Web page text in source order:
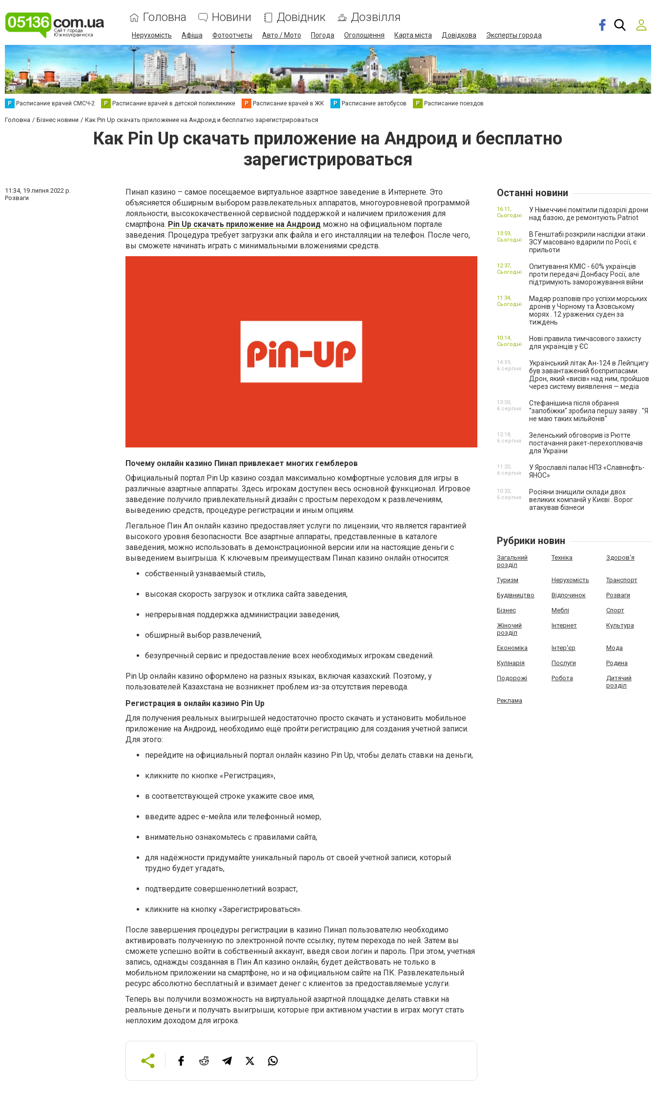
Головна Новини Довідник Дозвілля
Нерухомість Афіша Фотоотчеты Авто / Мото Погода Оголошення Карта міста Довідкова Эксперты города
Р Расписание врачей СМСЧ-2 Р Расписание врачей в детской поликлинике Р Расписание врачей в ЖК Р Расписание автобусов Р Расписание поездов
Головна Бізнес новини Как Pin Up скачать приложение на Андроид и бесплатно зарегистрироваться
Как Pin Up скачать приложение на Андроид и бесплатно
зарегистрироваться
11:34, 19 липня 2022 р.
Розваги
Пинап казино – самое посещаемое виртуальное азартное заведение в Интернете. Это
объясняется обширным выбором развлекательных аппаратов, многоуровневой программой
лояльности, высококачественной сервисной поддержкой и наличием приложения для
смартфона. Pin Up скачать приложение на Андроид можно на официальном портале
заведения. Процедура требует загрузки апк файла и его инсталляции на телефон. После чего,
вы сможете начинать играть с минимальными вложениями средств.
Почему онлайн казино Пинап привлекает многих гемблеров
Официальный портал Pin Up казино создал максимально комфортные условия для игры в
различные азартные аппараты. Здесь игрокам доступен весь основной функционал. Игровое
заведение получило привлекательный дизайн с простым переходом к развлечениям,
выведению средств, процедуре регистрации и иным опциям.
Легальное Пин Ап онлайн казино предоставляет услуги по лицензии, что является гарантией
высокого уровня безопасности. Все азартные аппараты, представленные в каталоге
заведения, можно использовать в демонстрационной версии или на настоящие деньги с
выведением выигрыша. К ключевым преимуществам Пинап казино онлайн относится:
собственный узнаваемый стиль,
высокая скорость загрузок и отклика сайта заведения,
непрерывная поддержка администрации заведения,
обширный выбор развлечений,
безупречный сервис и предоставление всех необходимых игрокам сведений.
Pin Up онлайн казино оформлено на разных языках, включая казахский. Поэтому, у
пользователей Казахстана не возникнет проблем из-за отсутствия перевода.
Регистрация в онлайн казино Pin Up
Для получения реальных выигрышей недостаточно просто скачать и установить мобильное
приложение на Андроид, необходимо ещё пройти регистрацию для создания учетной записи.
Для этого:
перейдите на официальный портал онлайн казино Pin Up, чтобы делать ставки на деньги,
кликните по кнопке «Регистрация»,
в соответствующей строке укажите свое имя,
введите адрес е-мейла или телефонный номер,
внимательно ознакомьтесь с правилами сайта,
для надёжности придумайте уникальный пароль от своей учетной записи, который
трудно будет угадать,
подтвердите совершеннолетний возраст,
кликните на кнопку «Зарегистрироваться».
После завершения процедуры регистрации в казино Пинап пользователю необходимо
активировать полученную по электронной почте ссылку, путем перехода по ней. Затем вы
сможете успешно войти в собственный аккаунт, введя свои логин и пароль. При этом, учетная
запись, однажды созданная в Пин Ап казино онлайн, будет действовать не только в
мобильном приложении на смартфоне, но и на официальном сайте на ПК. Развлекательный
ресурс абсолютно бесплатный и взимает денег с клиентов за предоставляемые услуги.
Теперь вы получили возможность на виртуальной азартной площадке делать ставки на
реальные деньги и получать выигрыши, которые при активном участии в играх могут стать
неплохим доходом для игрока.
Останні новини
У Німеччині помітили підозрілі дрони
над базою, де ремонтують Patriot
16:11,
Сьогодні
В Генштабі розкрили наслідки атаки .
ЗСУ масовано вдарили по Росії, є
прильоти
13:59,
Сьогодні
Опитування КМІС - 60% українців
проти передачі Донбасу Росії, але
підтримують заморожування війни
12:37,
Сьогодні
Мадяр розповів про успіхи морських
дронів у Чорному та Азовському
морях . 12 уражених суден за
тиждень
11:34,
Сьогодні
Нові правила тимчасового захисту
для українців у ЄС
10:14,
Сьогодні
Український літак Ан-124 в Лейпцигу
був завантажений боєприпасами.
Дрон, який «висів» над ним, пройшов
через систему виявлення — медіа
14:59,
6 серпня
Стефанішина після обрання
"запобіжки" зробила першу заяву . "Я
не маю таких мільйонів"
13:50,
6 серпня
Зеленський обговорив із Рютте
постачання ракет-перехоплювачів
для України
12:18,
6 серпня
У Ярославлі палає НПЗ «Славнєфть-
ЯНОС»
11:20,
6 серпня
Росіяни знищили склади двох
великих компаній у Києві . Ворог
атакував бізнеси
10:32,
6 серпня
Рубрики новин
Загальний
розділ
Техніка Здоров'я
Туризм Нерухомість Транспорт
Будівництво Відпочинок Розваги
Бізнес Меблі Спорт
Жіночий
розділ
Інтернет Культура
Економіка Інтер'єр Мода
Кулінарія Послуги Родина
Подорожі Робота
Дитячий
розділ
Реклама